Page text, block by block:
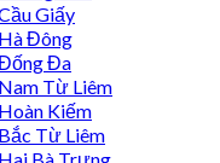
Giấy
Đông
Đa
Từ Liêm
Kiếm
Từ Liêm